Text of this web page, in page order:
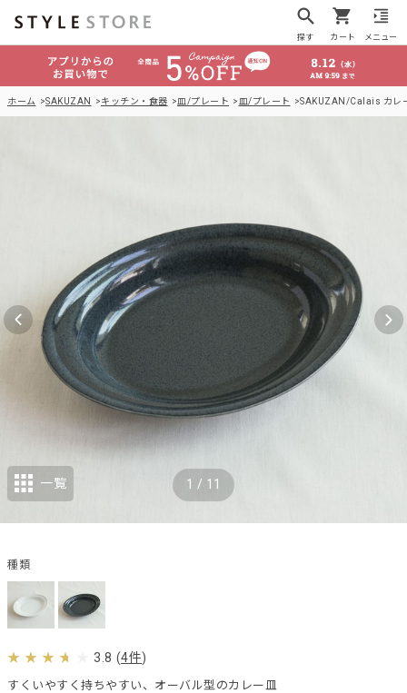
探す カート メニュー
ホーム SAKUZAN キッチン・食器 皿/プレート 皿/プレート SAKUZAN/Calais カレ
すくいやすく持ちやすい、オーバル型のカレー皿
3.8 (4件)
1 / 11
一覧
種類